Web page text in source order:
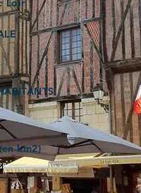
Loir
km2)